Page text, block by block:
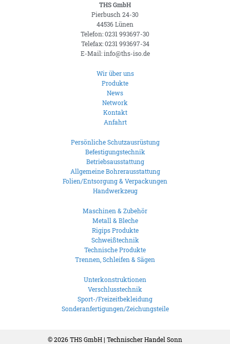
THS GmbH
Pierbusch 24-30
44536 Lünen
Telefon: 0231 993697-30
Telefax: 0231 993697-34
E-Mail: info@ths-iso.de
Wir über uns
Produkte
News
Network
Kontakt
Anfahrt
Persönliche Schutzausrüstung
Befestigungstechnik
Betriebsausstattung
Allgemeine Bohrerausstattung
Folien/Entsorgung & Verpackungen
Handwerkzeug
Maschinen & Zubehör
Metall & Bleche
Rigips Produkte
Schweißtechnik
Technische Produkte
Trennen, Schleifen & Sägen
Unterkonstruktionen
Verschlusstechnik
Sport-/Freizeitbekleidung
Sonderanfertigungen/Zeichungsteile
© 2026THS GmbH | Technischer Handel Sonn